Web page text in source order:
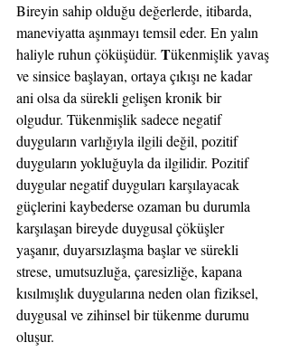
Bireyin sahip olduğu değerlerde, itibarda,
maneviyatta aşınmayı temsil eder. En yalın
haliyle ruhun çöküşüdür. Tükenmişlik yavaş
ve sinsice başlayan, ortaya çıkışı ne kadar
ani olsa da sürekli gelişen kronik bir
olgudur. Tükenmişlik sadece negatif
duyguların varlığıyla ilgili değil, pozitif
duyguların yokluğuyla da ilgilidir. Pozitif
duygular negatif duyguları karşılayacak
güçlerini kaybederse ozaman bu durumla
karşılaşan bireyde duygusal çöküşler
yaşanır, duyarsızlaşma başlar ve sürekli
strese, umutsuzluğa, çaresizliğe, kapana
kısılmışlık duygularına neden olan fiziksel,
duygusal ve zihinsel bir tükenme durumu
oluşur.